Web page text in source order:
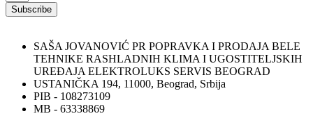
Subscribe
SAŠA JOVANOVIĆ PR POPRAVKA I PRODAJA BELE
TEHNIKE RASHLADNIH KLIMA I UGOSTITELJSKIH
UREĐAJA ELEKTROLUKS SERVIS BEOGRAD
USTANIČKA 194, 11000, Beograd, Srbija
PIB - 108273109
MB - 63338869